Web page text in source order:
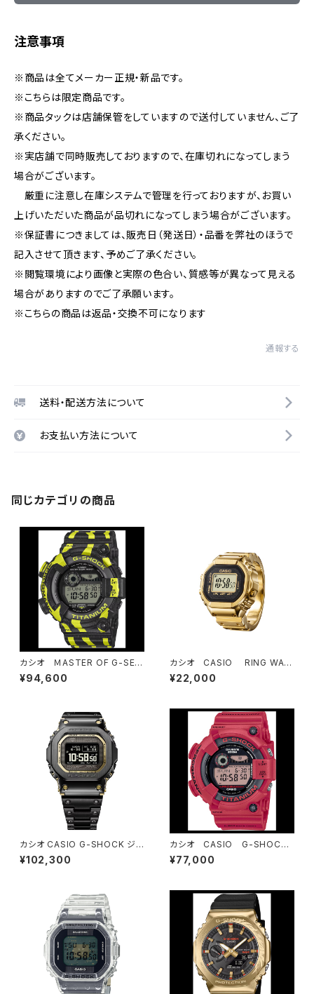
注意事項
※商品は全てメーカー正規・新品です。
※こちらは限定商品です。
※商品タックは店舗保管をしていますので送付していません、ご了
承ください。
※実店舗で同時販売しておりますので、在庫切れになってしまう
場合がございます。
厳重に注意し在庫システムで管理を行っておりますが、お買い
上げいただいた商品が品切れになってしまう場合がございます。
※保証書につきましては、販売日（発送日）・品番を弊社のほうで
記入させて頂きます、予めご了承ください。
※閲覧環境により画像と実際の色合い、質感等が異なって見える
場合がありますのでご了承願います。
※こちらの商品は返品・交換不可になります
通報する
送料・配送方法について
お支払い方法について
同じカテゴリの商品
カシオ ＭASTER OF G-SEA
FROGMAN GW-8200TPF
-1JR
¥94,600
カシオ CASIO RING WAT
CH CRW-001G-9JR
¥22,000
カシオ CASIO G-SHOCK ジ
ーショック FULL METAL GM
W-BZ5000BD-1JF Partner
¥102,300
カシオ CASIO G-SHOCK
ジーショック GW-8230NT
-4JR FROGMAN30周年記
¥77,000